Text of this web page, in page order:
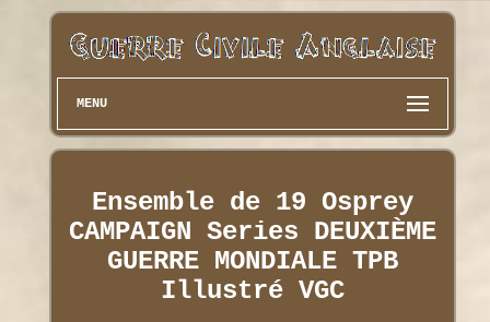
MENU
Ensemble de 19 Osprey
CAMPAIGN Series DEUXIÈME
GUERRE MONDIALE TPB
Illustré VGC